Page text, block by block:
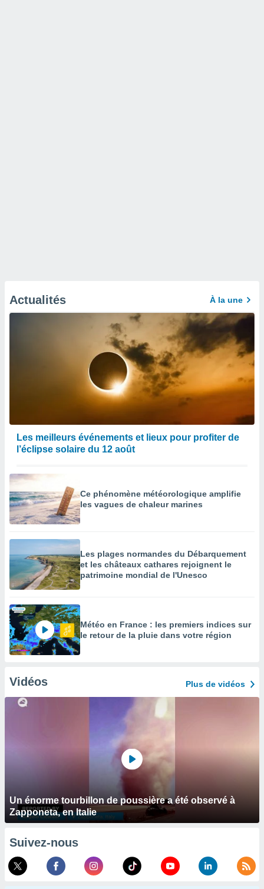
Actualités À la une
Les meilleurs événements et lieux pour profiter de
l’éclipse solaire du 12 août
Ce phénomène météorologique amplifie
les vagues de chaleur marines
Les plages normandes du Débarquement
et les châteaux cathares rejoignent le
patrimoine mondial de l'Unesco
Météo en France : les premiers indices sur
le retour de la pluie dans votre région
Vidéos Plus de vidéos
Un énorme tourbillon de poussière a été observé à
Zapponeta, en Italie
Suivez-nous